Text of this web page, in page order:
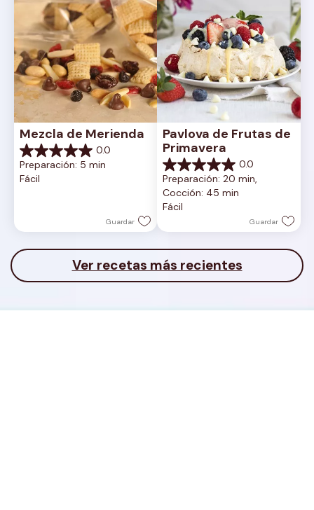
Mezcla de Merienda
0.0
0.0
de
5
Preparación: 5 min
Fácil
Guardar
Pavlova de Frutas de
Primavera
0.0
0.0
de
5
estrellas.
Preparación: 20 min,
Cocción: 45 min
Fácil
Guardar
Ver recetas más recientes